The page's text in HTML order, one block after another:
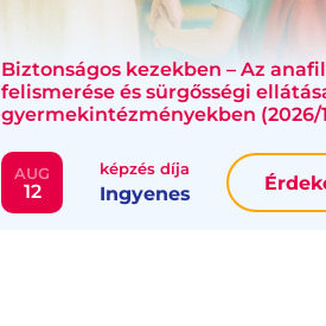
Biztonságos kezekben – Az
felismerése és sürgősségi
gyermekintézményekben (2026/
AUG
12
képzés díja
Ingyenes